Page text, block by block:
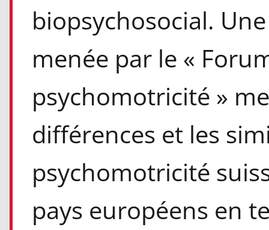
biopsychosocial.
menée par le «
psychomotricité »
différences et les
psychomotricité
pays européens en